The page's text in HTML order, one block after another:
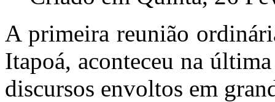
A primeira reunião
Itapoá, aconteceu na
discursos envoltos em